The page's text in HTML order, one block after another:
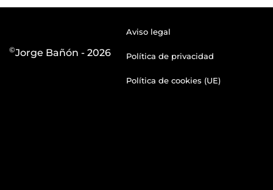
©Jorge Bañón - 2026
Aviso legal
Política de privacidad
Política de cookies (UE)